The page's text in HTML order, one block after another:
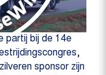
partij bij de 14e
sponsor zijn